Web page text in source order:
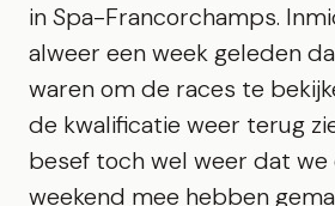
in Spa-Francorchamps.
alweer een week geleden
waren om de races te
de kwalificatie weer terug
besef toch wel weer dat we
weekend mee hebben